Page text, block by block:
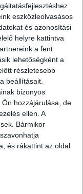
eszközleolvasásos
és azonosítási
helyre kattintva
a fent
lehetőségként a
részletesebb
beállításait.
bizonyos
hozzájárulása, de
ellen. A
Bármikor
és rákattint az oldal
társai között a
Honvéd
élete
csak
édesapját, de
a
Oktatási